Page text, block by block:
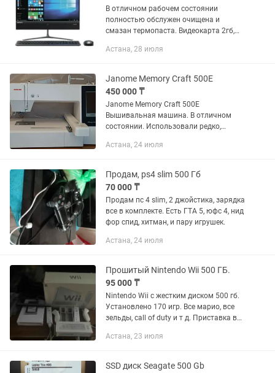
В отличном рабочем состоянии
полностью обслужен очищена и
смазан термопаста. Видеокарта 2гб,
частотой 3,5ггрц, скорость отличная не
Астана, 28 июля
Janome Memory Craft 500E
450 000 ₸
Janome Memory Craft 500E
Вышивальная машина. В отличном
состоянии. Использовали редко,
полная. Нитки в подарок.
Астана, 24 июля
Продам, ps4 slim 500 Гб
70 000 ₸
Продам пс 4 slim, 2 джойстика, зарядка
все в комплекте. Есть ГТА 5, юфс 4, нид
фор спид, хитман, и пару игрушек.
Астана, 24 июля
Прошитый Nintendo Wii 500 ГБ.
95 000 ₸
Nintendo Wii с жестким диском 500 гб.
Установлено 170 игр. Все марио, все
зельды, call of duty и т д. Приставка в
как оригинальные так и самописные
Астана, 23 июля
SSD диск Seagate 500 Gb